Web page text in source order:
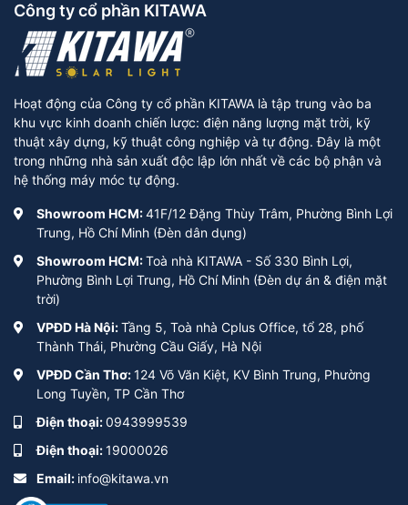
Công ty cổ phần KITAWA
Hoạt động của Công ty cổ phần KITAWA là tập trung vào ba
khu vực kinh doanh chiến lược: điện năng lượng mặt trời, kỹ
thuật xây dựng, kỹ thuật công nghiệp và tự động. Đây là một
trong những nhà sản xuất độc lập lớn nhất về các bộ phận và
hệ thống máy móc tự động.
Showroom HCM:41F/12 Đặng Thùy Trâm, Phường Bình Lợi
Trung, Hồ Chí Minh (Đèn dân dụng)
Showroom HCM:Toà nhà KITAWA - Số 330 Bình Lợi,
Phường Bình Lợi Trung, Hồ Chí Minh (Đèn dự án & điện mặt
trời)
VPĐD Hà Nội:Tầng 5, Toà nhà Cplus Office, tổ 28, phố
Thành Thái, Phường Cầu Giấy, Hà Nội
VPĐD Cần Thơ:124 Võ Văn Kiệt, KV Bình Trung, Phường
Long Tuyền, TP Cần Thơ
Điện thoại:0943999539
Điện thoại:19000026
Email: info@kitawa.vn